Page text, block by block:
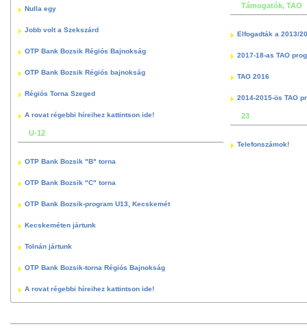
Nulla egy
Jobb volt a Szekszárd
OTP Bank Bozsik Régiós Bajnokság
OTP Bank Bozsik Régiós bajnokság
Régiós Torna Szeged
A rovat régebbi híreihez kattintson ide!
U-12
OTP Bank Bozsik "B" torna
OTP Bank Bozsik "C" torna
OTP Bank Bozsik-program U13, Kecskemét
Kecskeméten jártunk
Tolnán jártunk
OTP Bank Bozsik-torna Régiós Bajnokság
A rovat régebbi híreihez kattintson ide!
Támogatók, TAO
Elfogadták a 2013/
2017-18-as TAO
TAO 2016
2014-2015-ös TAO
23
Telefonszámok!